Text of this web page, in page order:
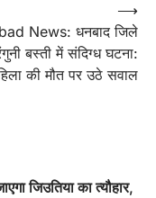
News: धनबाद जिले
बस्ती में संदिग्ध घटना:
की मौत पर उठे सवाल
⟶
जिउतिया का त्यौहार,